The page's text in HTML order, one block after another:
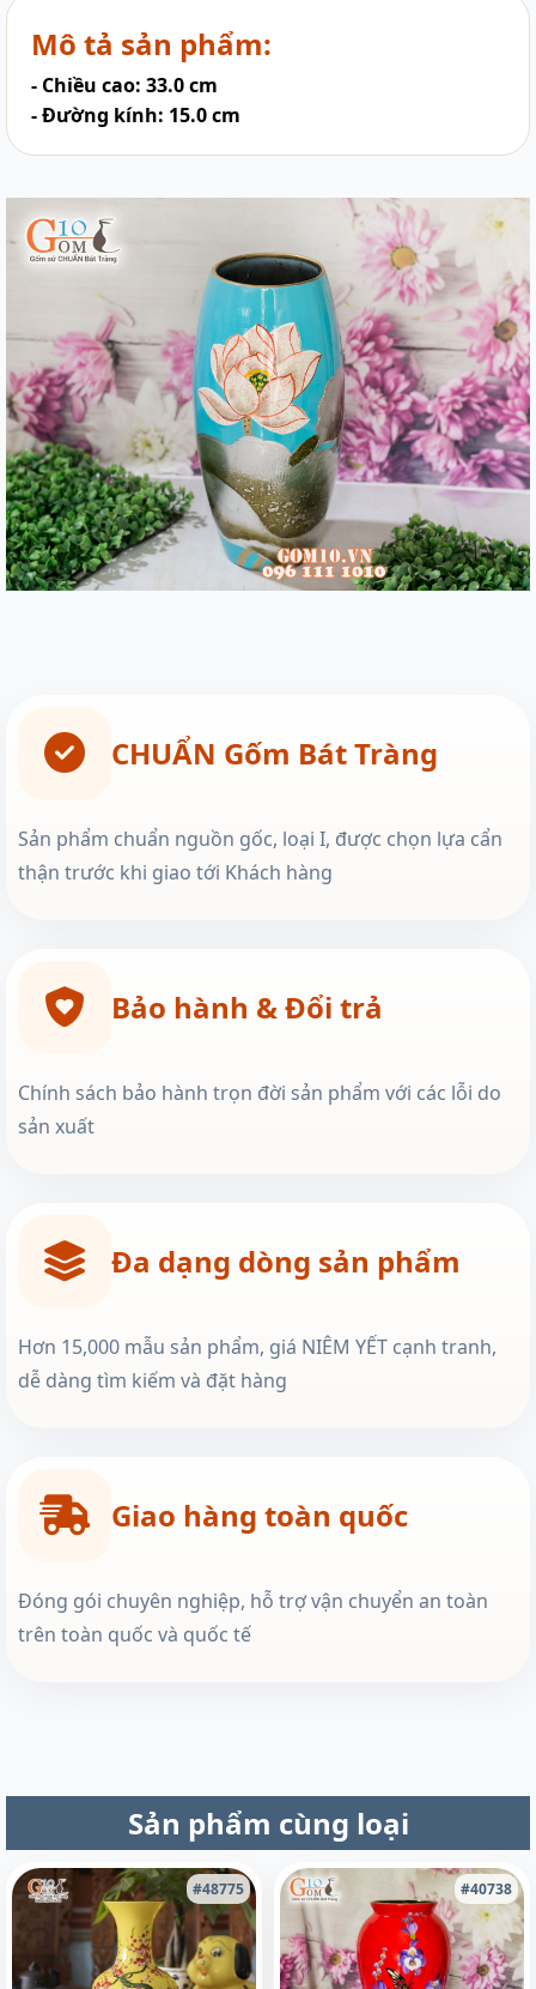
Mô tả sản phẩm:
- Chiều cao: 33.0 cm
- Đường kính: 15.0 cm
CHUẨN Gốm Bát Tràng
Sản phẩm chuẩn nguồn gốc, loại I, được chọn lựa cẩn
thận trước khi giao tới Khách hàng
Bảo hành & Đổi trả
Chính sách bảo hành trọn đời sản phẩm với các lỗi do
sản xuất
Đa dạng dòng sản phẩm
Hơn 15,000 mẫu sản phẩm, giá NIÊM YẾT cạnh tranh,
dễ dàng tìm kiếm và đặt hàng
Giao hàng toàn quốc
Đóng gói chuyên nghiệp, hỗ trợ vận chuyển an toàn
trên toàn quốc và quốc tế
Sản phẩm cùng loại
#48775 #40738